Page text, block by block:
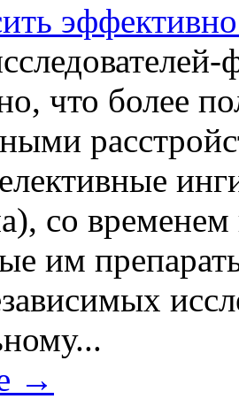
что более
со временем
им
→